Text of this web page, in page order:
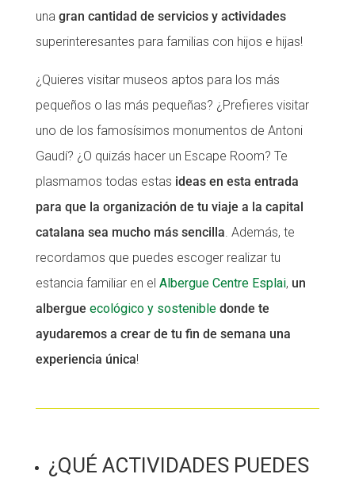
una gran cantidad de servicios y actividades
superinteresantes para familias con hijos e hijas!
¿Quieres visitar museos aptos para los más
pequeños o las más pequeñas? ¿Prefieres visitar
uno de los famosísimos monumentos de Antoni
Gaudí? ¿O quizás hacer un Escape Room? Te
plasmamos todas estas ideas en esta entrada
para que la organización de tu viaje a la capital
catalana sea mucho más sencilla. Además, te
recordamos que puedes escoger realizar tu
estancia familiar en el Albergue Centre Esplai, un
albergue ecológico y sostenibledonde te
ayudaremos a crear de tu fin de semana una
experiencia única!
¿QUÉ ACTIVIDADES PUEDES
CONEIX FUNDESPLAI
Missió i valors
Els comptes clars
Memòria d'activitats
Proposta educativa
ACTUALITAT
Notícies
Diari de la Fundació
Xarxes socials
COL·LABORA
CONEIX FUNDESPLAI
Missió i valors
Els comptes clars
Memòria d'activitats
Proposta educativa
ACTUALITAT
Notícies
Diari de la Fundació
Xarxes socials
COL·LABORA